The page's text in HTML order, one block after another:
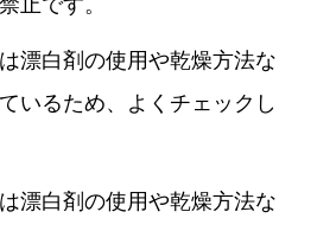
止です。
漂白剤の使用や乾燥方法な
いるため、よくチェックし
漂白剤の使用や乾燥方法な